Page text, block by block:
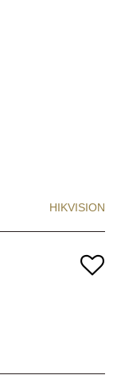
HIKVISION